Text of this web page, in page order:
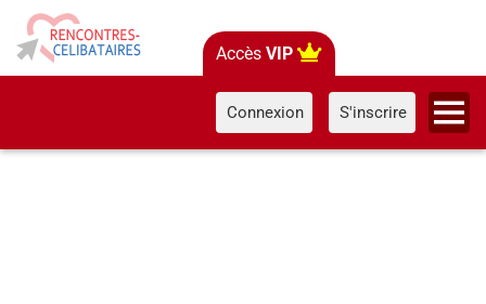
Accès VIP
Connexion S'inscrire